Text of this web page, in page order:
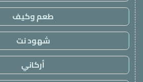
طعم وكيف
شهود نت
أركاني